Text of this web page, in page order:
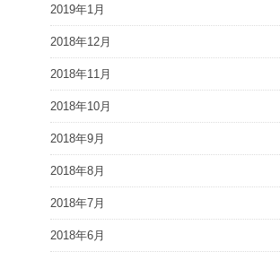
2019年1月
2018年12月
2018年11月
2018年10月
2018年9月
2018年8月
2018年7月
2018年6月